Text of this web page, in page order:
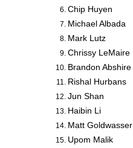
Chip Huyen
Michael Albada
Mark Lutz
Chrissy LeMaire
Brandon Abshire
Rishal Hurbans
Jun Shan
Haibin Li
Matt Goldwasser
Upom Malik